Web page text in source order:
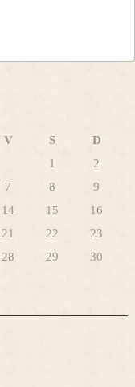
V S
D
1
2
7 8
9
14 15
16
21 22
23
28 29
30